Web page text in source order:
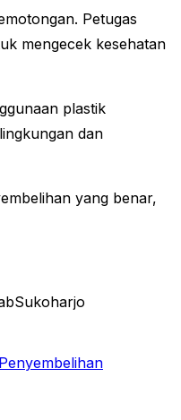
Petugas
mengecek kesehatan
plastik
dan
yang benar,
Penyembelihan